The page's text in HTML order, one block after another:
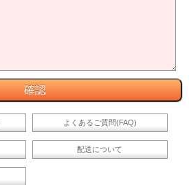
よくあるご質問(FAQ)
配送について